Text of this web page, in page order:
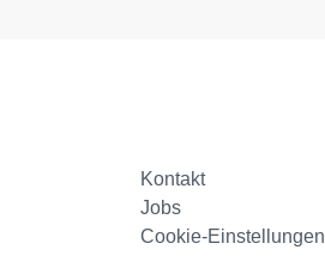
Kontakt
Jobs
Cookie-Einstellungen